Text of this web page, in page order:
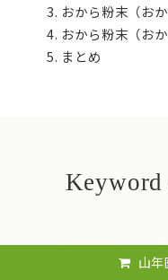
おから粉末（お
おから粉末（お
まとめ
山